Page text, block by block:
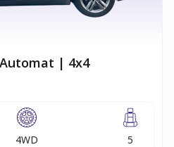
| 4x4
4WD
5